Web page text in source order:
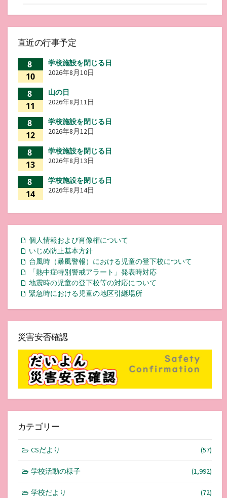
直近の行事予定
8
10
学校施設を閉じる日
2026年8月10日
8
11
山の日
2026年8月11日
8
12
学校施設を閉じる日
2026年8月12日
8
13
学校施設を閉じる日
2026年8月13日
8
14
学校施設を閉じる日
2026年8月14日
個人情報および肖像権について
いじめ防止基本方針
台風時（暴風警報）における児童の登下校について
「熱中症特別警戒アラート」発表時対応
地震時の児童の登下校等の対応について
緊急時における児童の地区引継場所
災害安否確認
カテゴリー
CSだより (57)
学校活動の様子 (1,992)
学校だより (72)